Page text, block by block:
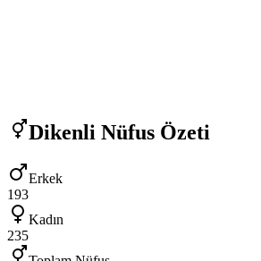
Dikenli Nüfus Özeti
Erkek
193
Kadın
235